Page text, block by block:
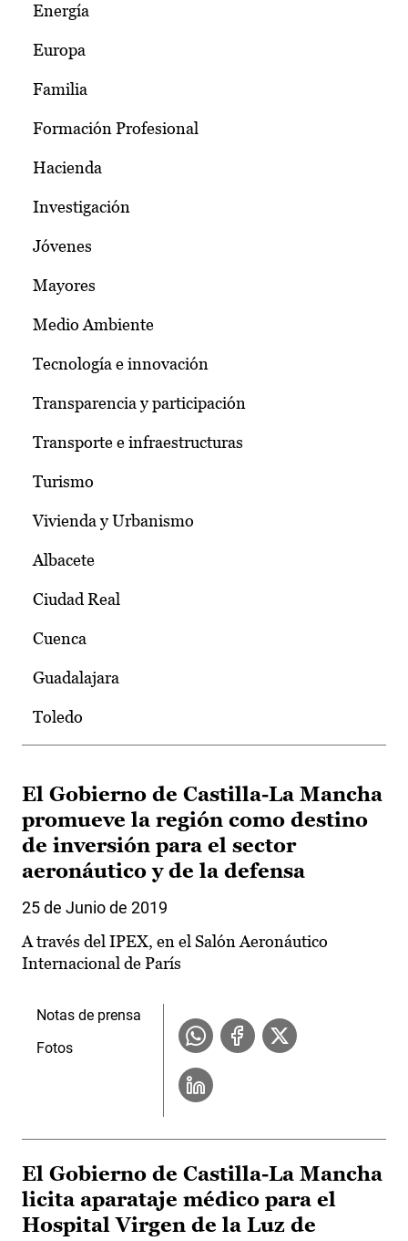
Energía
Europa
Familia
Formación Profesional
Hacienda
Investigación
Jóvenes
Mayores
Medio Ambiente
Tecnología e innovación
Transparencia y participación
Transporte e infraestructuras
Turismo
Vivienda y Urbanismo
Albacete
Ciudad Real
Cuenca
Guadalajara
Toledo
El Gobierno de Castilla-La Mancha
promueve la región como destino
de inversión para el sector
aeronáutico y de la defensa
25 de Junio de 2019
A través del IPEX, en el Salón Aeronáutico
Internacional de París
Notas de prensa
Fotos
El Gobierno de Castilla-La Mancha
licita aparataje médico para el
Hospital Virgen de la Luz de